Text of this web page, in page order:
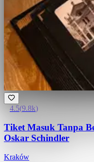
4.5(9.8k)
Tiket Masuk Tanpa
Oskar Schindler
Kraków